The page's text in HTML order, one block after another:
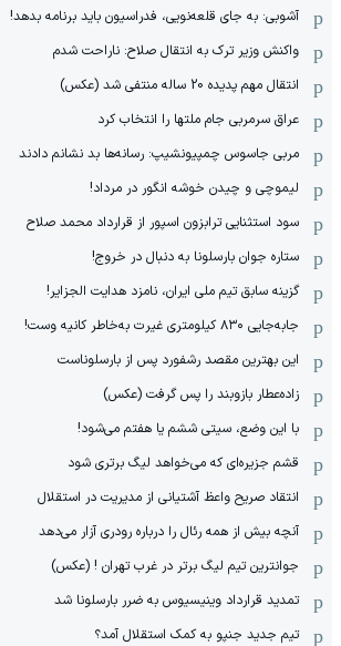
آشوبی: به جای قلعه‌نویی، فدراسیون باید برنامه بدهد!
واکنش وزیر ترک به انتقال صلاح: ناراحت شدم
انتقال مهم پدیده 20 ساله منتفی شد (عکس)
عراق سرمربی جام ملتها را انتخاب کرد
مربی جاسوس چمپیونشیپ: رسانه‌ها بد نشانم دادند
لیموچی و چیدن خوشه انگور در مرداد!
سود استثنایی ترابزون اسپور از قرارداد محمد صلاح
ستاره جوان بارسلونا به دنبال در خروج!
گزینه سابق تیم ملی ایران، نامزد هدایت الجزایر!
جابه‌جایی ۸۳۰ کیلومتری غیرت به‌خاطر کانیه وست!
این بهترین مقصد رشفورد پس از بارسلوناست
زاده‌عطار بازوبند را پس گرفت (عکس)
با این وضع، سیتی ششم یا هفتم می‌شود!
قشم جزیره‌ای که می‌خواهد لیگ برتری شود
انتقاد صریح واعظ آشتیانی از مدیریت در استقلال
آنچه بیش از همه رئال را درباره رودری آزار می‌دهد
جوانترین تیم لیگ برتر در غرب تهران ! (عکس)
تمدید قرارداد وینیسیوس به ضرر بارسلونا شد
تیم جدید جنپو به کمک استقلال آمد؟